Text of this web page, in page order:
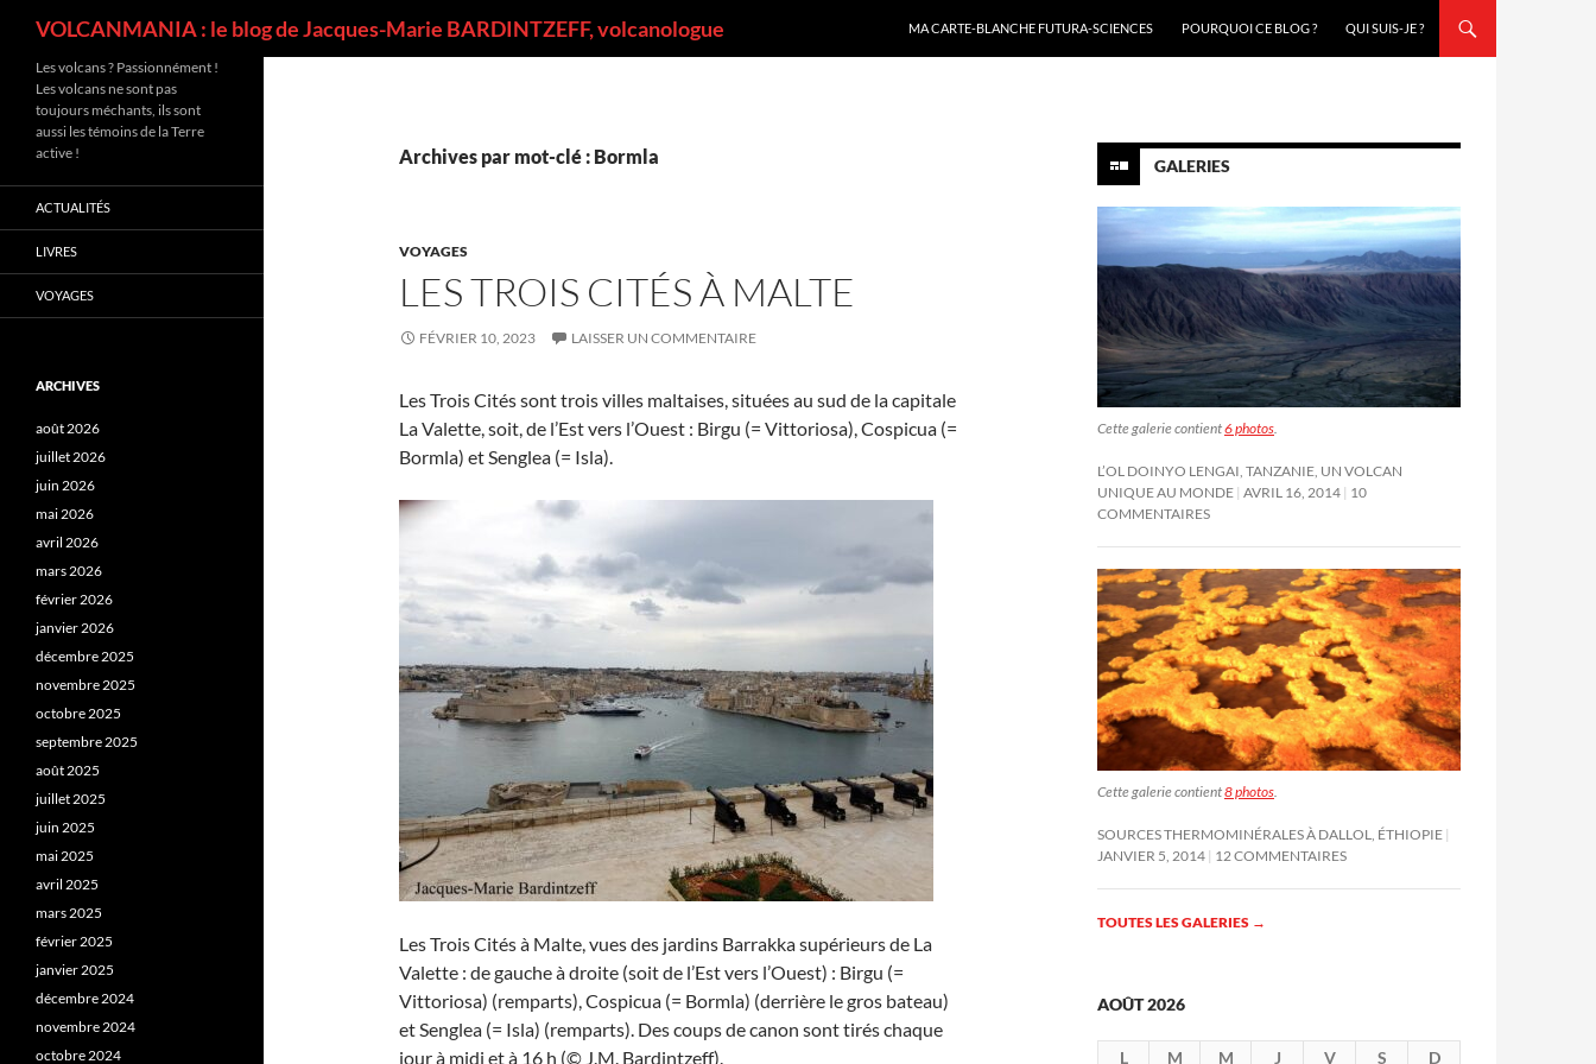
VOLCANMANIA : le blog de Jacques-Marie BARDINTZEFF, volcanologue
MA CARTE-BLANCHE FUTURA-SCIENCES
POURQUOI CE BLOG ? QUI SUIS-JE ?
Archives par mot-clé : Bormla
VOYAGES
LES TROIS CITÉS À MALTE
FÉVRIER 10, 2023 LAISSER UN COMMENTAIRE
Les Trois Cités sont trois villes maltaises, situées au sud de la capitale
La Valette, soit, de l’Est vers l’Ouest : Birgu (= Vittoriosa), Cospicua (=
Bormla) et Senglea (= Isla).
Les Trois Cités à Malte, vues des jardins Barrakka supérieurs de La
Valette : de gauche à droite (soit de l’Est vers l’Ouest) : Birgu (=
Vittoriosa) (remparts), Cospicua (= Bormla) (derrière le gros bateau)
et Senglea (= Isla) (remparts). Des coups de canon sont tirés chaque
jour à midi et à 16 h (© J.M. Bardintzeff).
GALERIES
Cette galerie contient6 photos.
L’OL DOINYO LENGAI, TANZANIE, UN VOLCAN
UNIQUE AU MONDE AVRIL 16, 2014 10
COMMENTAIRES
Cette galerie contient8 photos
SOURCES THERMOMINÉRALES À DALLOL, ÉTHIOPIE
JANVIER 5, 2014 12 COMMENTAIRES
TOUTES LES GALERIES →
AOÛT 2026
L M M J V S
D
Les volcans ? Passionnément !
Les volcans ne sont pas
toujours méchants, ils sont
aussi les témoins de la Terre
active !
ACTUALITÉS
LIVRES
VOYAGES
ARCHIVES
août 2026
juillet 2026
juin 2026
mai 2026
avril 2026
mars 2026
février 2026
janvier 2026
décembre 2025
novembre 2025
octobre 2025
septembre 2025
août 2025
juillet 2025
juin 2025
mai 2025
avril 2025
mars 2025
février 2025
janvier 2025
décembre 2024
novembre 2024
octobre 2024